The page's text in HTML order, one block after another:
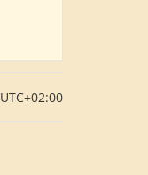
UTC+02:00